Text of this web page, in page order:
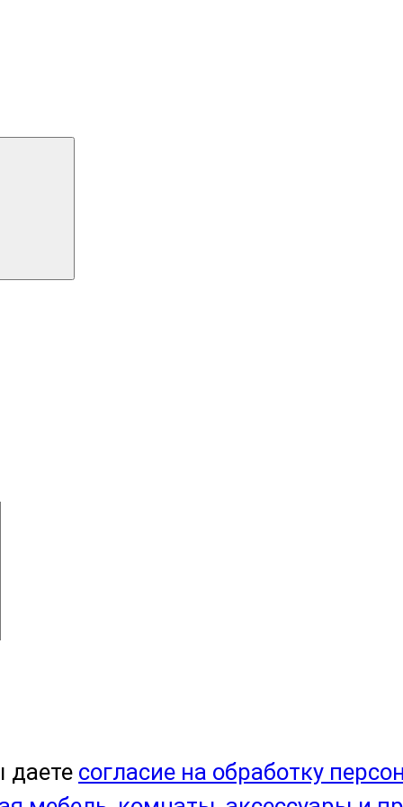
даете согласие на обработку